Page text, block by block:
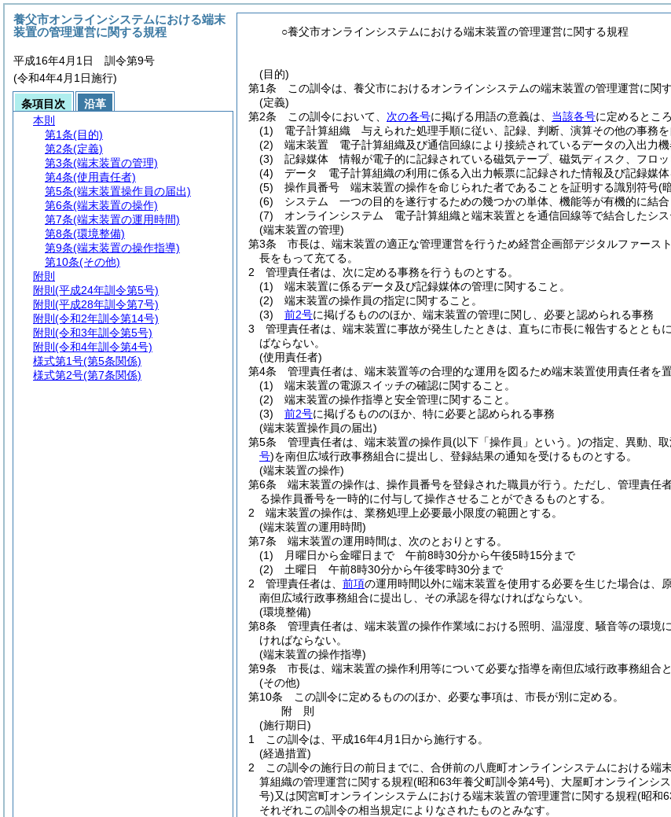
○養父市オンラインシステムにおける端末装置の管理運営に関する規程
(目的)
第1条
この訓令は、養父市におけるオンラインシステムの端末装置の管理運営に関
(定義)
第2条
この訓令において、 次の各号に掲げる用語の意義は、 当該各号に定めるとこ
(1)
電子計算組織 与えられた処理手順に従い、記録、判断、演算その他の事務を
(2)
端末装置 電子計算組織及び通信回線により接続されているデータの入出力機
(3)
記録媒体 情報が電子的に記録されている磁気テープ、磁気ディスク、フロッ
(4)
データ 電子計算組織の利用に係る入出力帳票に記録された情報及び記録媒体
(5)
操作員番号 端末装置の操作を命じられた者であることを証明する識別符号(
(6)
システム 一つの目的を遂行するための幾つかの単体、機能等が有機的に結合
(7)
オンラインシステム 電子計算組織と端末装置とを通信回線等で結合したシス
(端末装置の管理)
第3条
市長は、端末装置の適正な管理運営を行うため経営企画部デジタルファース
長をもって充てる。
2
管理責任者は、次に定める事務を行うものとする。
(1)
端末装置に係るデータ及び記録媒体の管理に関すること。
(2)
端末装置の操作員の指定に関すること。
(3)
前2号に掲げるもののほか、端末装置の管理に関し、必要と認められる事務
3
管理責任者は、端末装置に事故が発生したときは、直ちに市長に報告するとと
ばならない。
(使用責任者)
第4条
管理責任者は、端末装置等の合理的な運用を図るため端末装置使用責任者を
(1)
端末装置の電源スイッチの確認に関すること。
(2)
端末装置の操作指導と安全管理に関すること。
(3)
前2号に掲げるもののほか、特に必要と認められる事務
(端末装置操作員の届出)
第5条
管理責任者は、端末装置の操作員(以下「操作員」という。)の指定、異動、
号)を南但広域行政事務組合に提出し、登録結果の通知を受けるものとする。
(端末装置の操作)
第6条
端末装置の操作は、操作員番号を登録された職員が行う。 ただし、管理責任
る操作員番号を一時的に付与して操作させることができるものとする。
2
端末装置の操作は、業務処理上必要最小限度の範囲とする。
(端末装置の運用時間)
第7条
端末装置の運用時間は、次のとおりとする。
(1)
月曜日から金曜日まで 午前8時30分から午後5時15分まで
(2)
土曜日 午前8時30分から午後零時30分まで
2
管理責任者は、 前項の運用時間以外に端末装置を使用する必要を生じた場合は、
南但広域行政事務組合に提出し、その承認を得なければならない。
(環境整備)
第8条
管理責任者は、端末装置の操作作業域における照明、温湿度、騒音等の環
ければならない。
(端末装置の操作指導)
第9条
市長は、端末装置の操作利用等について必要な指導を南但広域行政事務組合
(その他)
第10条
この訓令に定めるもののほか、必要な事項は、市長が別に定める。
附 則
(施行期日)
1
この訓令は、平成16年4月1日から施行する。
(経過措置)
2
この訓令の施行日の前日までに、合併前の八鹿町オンラインシステムにおける端
算組織の管理運営に関する規程(昭和63年養父町訓令第4号) 、大屋町オンラインシ
号)又は関宮町オンラインシステムにおける端末装置の管理運営に関する規程(昭和
それぞれこの訓令の相当規定によりなされたものとみなす。
養父市オンラインシステムにおける端末
装置の管理運営に関する規程
平成16年4月1日 訓令第9号
(令和4年4月1日施行)
条項目次
沿革
本則
第1条(目的)
第2条(定義)
第3条(端末装置の管理)
第4条(使用責任者)
第5条(端末装置操作員の届出)
第6条(端末装置の操作)
第7条(端末装置の運用時間)
第8条(環境整備)
第9条(端末装置の操作指導)
第10条(その他)
附則
附則 (平成24年訓令第5号)
附則 (平成28年訓令第7号)
附則 (令和2年訓令第14号)
附則 (令和3年訓令第5号)
附則 (令和4年訓令第4号)
様式第1号(第5条関係)
様式第2号(第7条関係)